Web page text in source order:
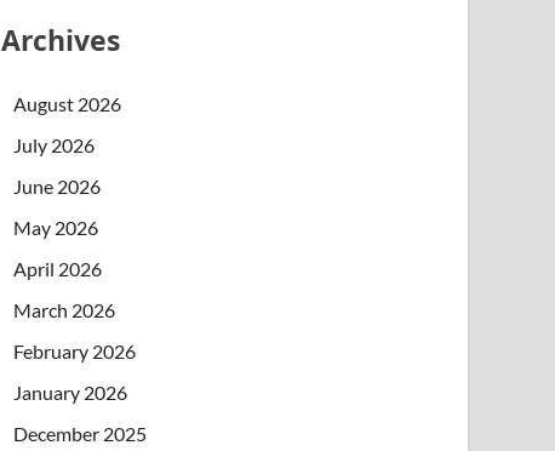
Archives
August 2026
July 2026
June 2026
May 2026
April 2026
March 2026
February 2026
January 2026
December 2025